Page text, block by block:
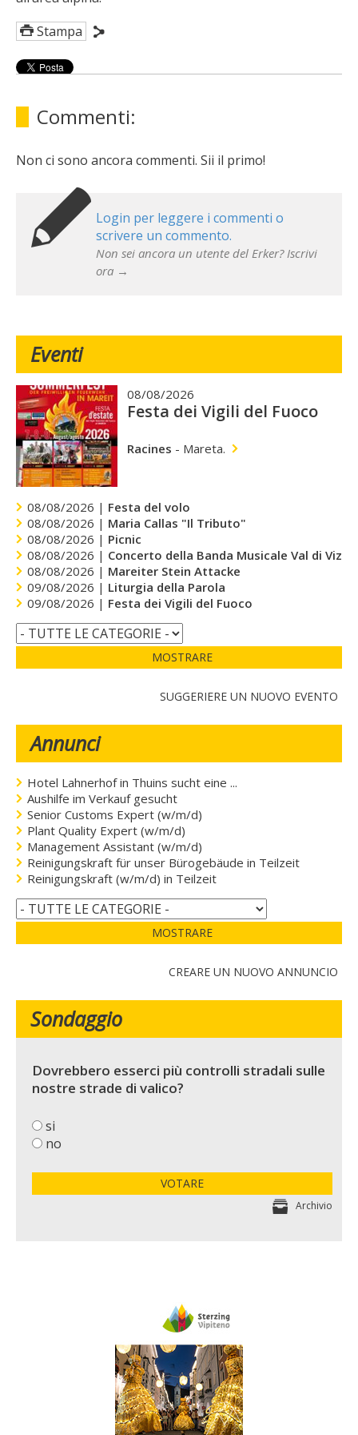
Stampa
Commenti:
Non ci sono ancora commenti. Sii il primo!
Login per leggere i commenti o
scrivere un commento.
Non sei ancora un utente del Erker? Iscrivi
ora →
Eventi
08/08/2026
Festa dei Vigili del Fuoco
Racines - Mareta.
08/08/2026 | Festa del volo
08/08/2026 | Maria Callas "Il Tributo"
08/08/2026 | Picnic
08/08/2026 | Concerto della Banda Musicale Val di Vizze
08/08/2026 | Mareiter Stein Attacke
09/08/2026 | Liturgia della Parola
09/08/2026 | Festa dei Vigili del Fuoco
MOSTRARE
SUGGERIERE UN NUOVO EVENTO
Annunci
Hotel Lahnerhof in Thuins sucht eine ...
Aushilfe im Verkauf gesucht
Senior Customs Expert (w/m/d)
Plant Quality Expert (w/m/d)
Management Assistant (w/m/d)
Reinigungskraft für unser Bürogebäude in Teilzeit
Reinigungskraft (w/m/d) in Teilzeit
MOSTRARE
CREARE UN NUOVO ANNUNCIO
Sondaggio
Dovrebbero esserci più controlli stradali sulle
nostre strade di valico?
si
no
VOTARE
Archivio